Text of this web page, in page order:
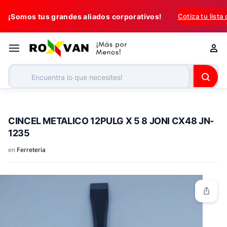
¡Somos tus grandes aliados corporativos! Cotiza tu lista
CINCEL METALICO 12PULG X 5 8 JONI CX48 JN-
1235
en Ferreteria